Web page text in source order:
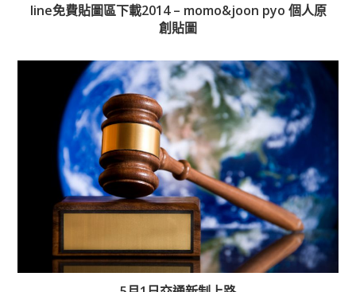
line免費貼圖區下載2014 – momo&joon pyo 個人原
創貼圖